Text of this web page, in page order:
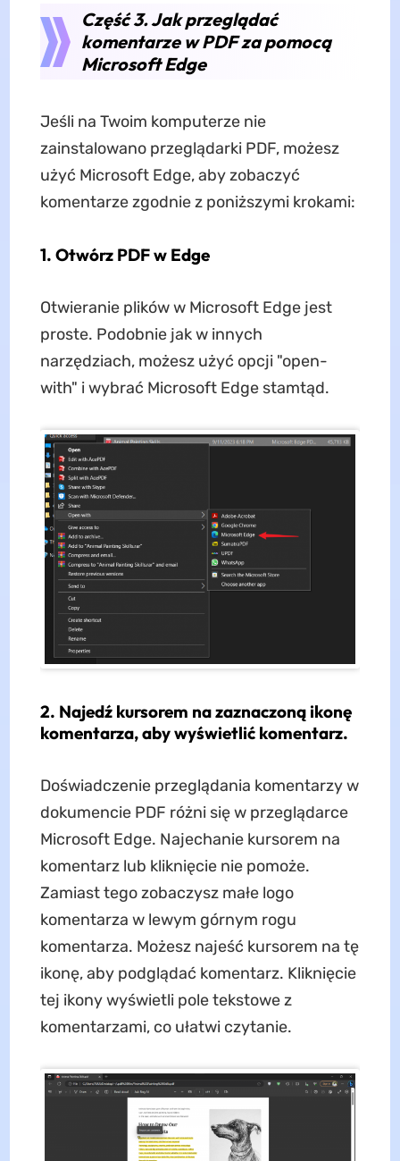
Część 3. Jak przeglądać
komentarze w PDF za pomocą
Microsoft Edge
Jeśli na Twoim komputerze nie
zainstalowano przeglądarki PDF, możesz
użyć Microsoft Edge, aby zobaczyć
komentarze zgodnie z poniższymi krokami:
1. Otwórz PDF w Edge
Otwieranie plików w Microsoft Edge jest
proste. Podobnie jak w innych
narzędziach, możesz użyć opcji "open-
with" i wybrać Microsoft Edge stamtąd.
2. Najedź kursorem na zaznaczoną ikonę
komentarza, aby wyświetlić komentarz.
Doświadczenie przeglądania komentarzy w
dokumencie PDF różni się w przeglądarce
Microsoft Edge. Najechanie kursorem na
komentarz lub kliknięcie nie pomoże.
Zamiast tego zobaczysz małe logo
komentarza w lewym górnym rogu
komentarza. Możesz najeść kursorem na tę
ikonę, aby podglądać komentarz. Kliknięcie
tej ikony wyświetli pole tekstowe z
komentarzami, co ułatwi czytanie.